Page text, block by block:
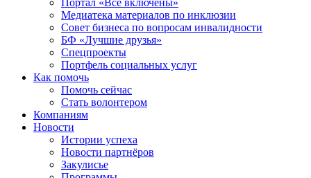
Медиатека материалов по инклюзии
Совет бизнеса по вопросам инвалидности
БФ «Лучшие друзья»
Спецпроекты
Портфель социальных услуг
Как помочь
Помочь сейчас
Стать волонтером
Компаниям
Новости
Истории успеха
Новости партнёров
Закулисье